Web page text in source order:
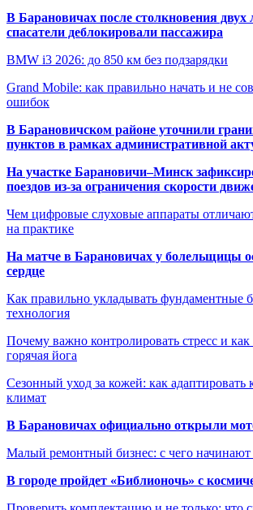
В Барановичах после столкновения двух
спасатели деблокировали пассажира
BMW i3 2026: до 850 км без подзарядки
Grand Mobile: как правильно начать и не
ошибок
В Барановичском районе уточнили
пунктов в рамках административной
На участке Барановичи–Минск
поездов из-за ограничения скорости
Чем цифровые слуховые аппараты
на практике
На матче в Барановичах у болельщицы
сердце
Как правильно укладывать фундаментные
технология
Почему важно контролировать стресс и
горячая йога
Сезонный уход за кожей: как адаптировать
климат
В Барановичах официально открыли
Малый ремонтный бизнес: с чего начинают
В городе пройдет «Библионочь» с